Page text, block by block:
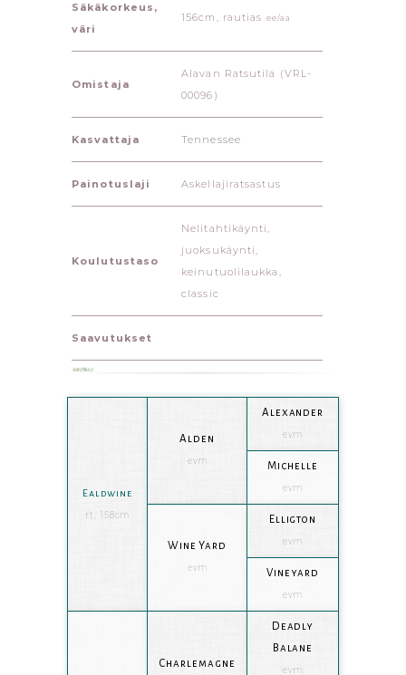
Säkäkorkeus,
väri
156cm, rautias ee/aa
Omistaja
Alavan Ratsutila (VRL-
00096)
Kasvattaja Tennessee
Painotuslaji Askellajiratsastus
Koulutustaso
Nelitahtikäynti,
juoksukäynti,
keinutuolilaukka,
classic
Saavutukset
Ealdwine
rt, 158cm
Alden
evm
Alexander
evm
Michelle
evm
Wine Yard
evm
Elligton
evm
Vineyard
evm
Charlemagne
Deadly
Balane
evm